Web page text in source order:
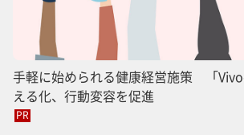
手軽に始められる健康経営施策 「
える化、行動変容を促進
PR